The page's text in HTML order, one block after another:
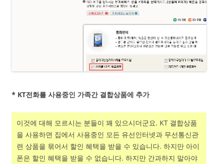
* KT전화를 사용중인 가족간 결합상품에 추가
이것에 대해 모르시는 분들이 꽤 있으시더군요. KT 결합상품
을 사용하면 집에서 사용중인 모든 유선인터넷과 무선통신관
련 상품을 묶어서 할인 혜택을 받을 수 있습니다. 하지만 아이
폰은 할인 혜택을 받을 수 없습니다. 하지만 간과하지 말아야